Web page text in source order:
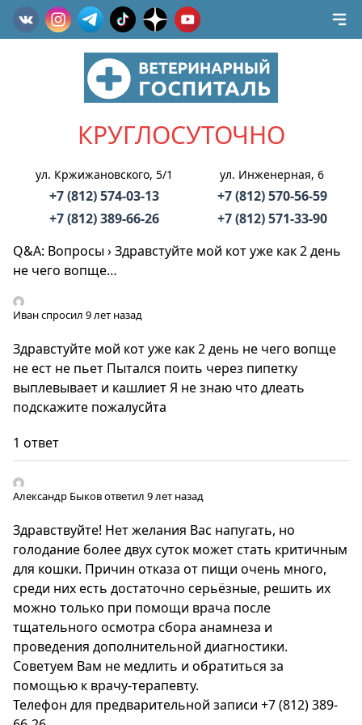
КРУГЛОСУТОЧНО
ул. Кржижановского, 5/1
+7 (812) 574-03-13
+7 (812) 389-66-26
ул. Инженерная, 6
+7 (812) 570-56-59
+7 (812) 571-33-90
Q&A: Вопросы›Здравстуйте мой кот уже как 2 день
не чего вопще…
Иванспросил 9 лет назад
Здравстуйте мой кот уже как 2 день не чего вопще
не ест не пьет Пытался поить через пипетку
выплевывает и кашлиет Я не знаю что длеать
подскажите пожалусйта
1 ответ
Александр Быковответил 9 лет назад
Здравствуйте! Нет желания Вас напугать, но
голодание более двух суток может стать критичным
для кошки. Причин отказа от пищи очень много,
среди них есть достаточно серьёзные, решить их
можно только при помощи врача после
тщательного осмотра сбора анамнеза и
проведения дополнительной диагностики.
Советуем Вам не медлить и обратиться за
помощью к врачу-терапевту.
Телефон для предварительной записи +7 (812) 389-